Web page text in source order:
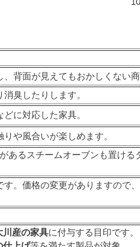
背面が見えてもおかしくない商
臭したりします。
に対応した家具。
や風合いが楽しめます。
あるスチームオーブンも置ける
。価格の変更がありますので
川産の家具に付与する目印です